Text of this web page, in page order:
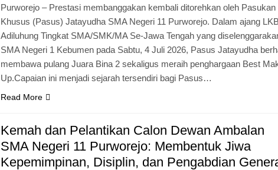
Purworejo – Prestasi membanggakan kembali ditorehkan oleh Pasukan
Khusus (Pasus) Jatayudha SMA Negeri 11 Purworejo. Dalam ajang
Adiluhung Tingkat SMA/SMK/MA Se-Jawa Tengah yang
SMA Negeri 1 Kebumen pada Sabtu, 4 Juli 2026, Pasus Jatayudha
membawa pulang Juara Bina 2 sekaligus meraih penghargaan Best
Up.Capaian ini menjadi sejarah tersendiri bagi Pasus…
Read More
Kemah dan Pelantikan Calon Dewan Ambalan
SMA Negeri 11 Purworejo: Membentuk Jiwa
Kepemimpinan, Disiplin, dan Pengabdian